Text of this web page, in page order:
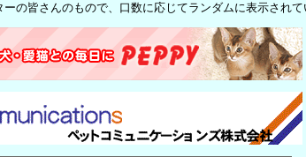
ーの皆さんのもので、口数に応じてランダムに表示され